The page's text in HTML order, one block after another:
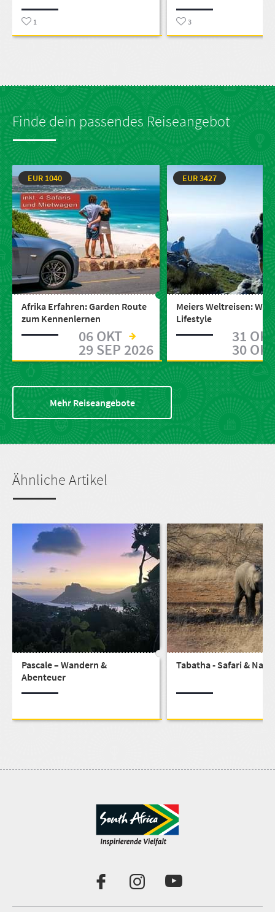
1 3
Finde dein passendes Reiseangebot
EUR 1040
Afrika Erfahren: Garden Route
zum Kennenlernen
06 OKT
29 SEP 2026
EUR 3427
Meiers Weltreisen:
Lifestyle
31
30
Mehr Reiseangebote
Ähnliche Artikel
Pascale – Wandern &
Abenteuer
Tabatha - Safari &